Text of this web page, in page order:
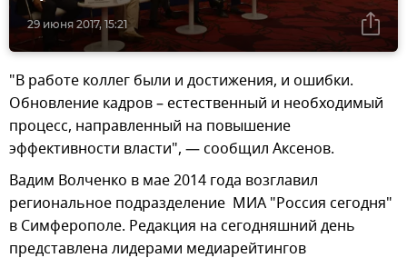
29 июня 2017, 15:21
"В работе коллег были и достижения, и ошибки.
Обновление кадров – естественный и необходимый
процесс, направленный на повышение
эффективности власти", — сообщил Аксенов.
Вадим Волченко в мае 2014 года возглавил
региональное подразделение МИА "Россия сегодня"
в Симферополе. Редакция на сегодняшний день
представлена лидерами медиарейтингов